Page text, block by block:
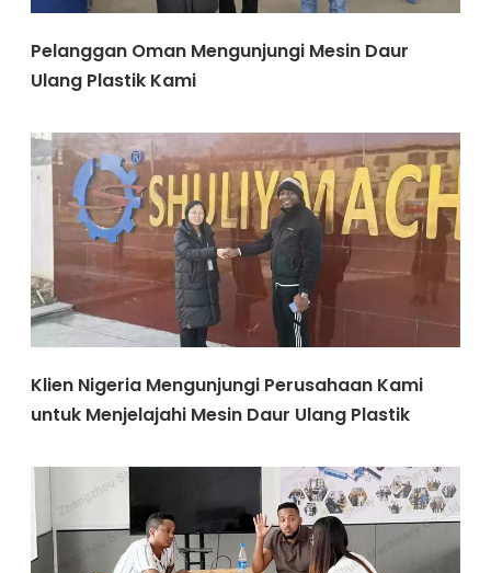
Pelanggan Oman Mengunjungi Mesin Daur
Ulang Plastik Kami
Klien Nigeria Mengunjungi Perusahaan Kami
untuk Menjelajahi Mesin Daur Ulang Plastik